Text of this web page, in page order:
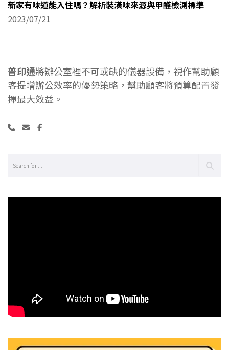
新家有味道能入住嗎？解析裝潢味來源與甲醛檢測標準
2023/07/21
普印通將辦公室裡不可或缺的儀器設備，視作幫助顧
客提增辦公效率的優勢策略，幫助顧客將預算配置發
揮最大效益。